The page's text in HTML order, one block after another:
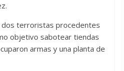
terroristas procedentes
objetivo sabotear tiendas
armas y una planta de